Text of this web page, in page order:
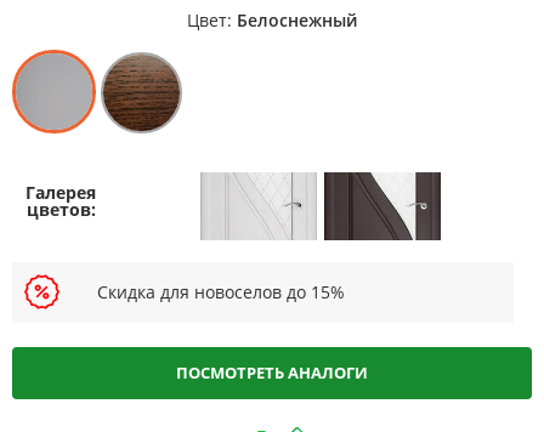
Цвет: Белоснежный
Скидка для новоселов до 15%
ПОСМОТРЕТЬ АНАЛОГИ